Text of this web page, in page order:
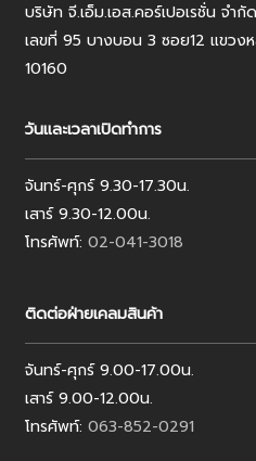
บริษัท จี.เอ็ม.เอส.คอร์เปอเรชั่น จำกัด
เลขที่ 95 บางบอน 3 ซอย12 แขวง
10160
วันและเวลาเปิดทำการ
จันทร์-ศุกร์ 9.30-17.30น.
เสาร์ 9.30-12.00น.
โทรศัพท์: 02-041-3018
ติดต่อฝ่ายเคลมสินค้า
จันทร์-ศุกร์ 9.00-17.00น.
เสาร์ 9.00-12.00น.
โทรศัพท์: 063-852-0291